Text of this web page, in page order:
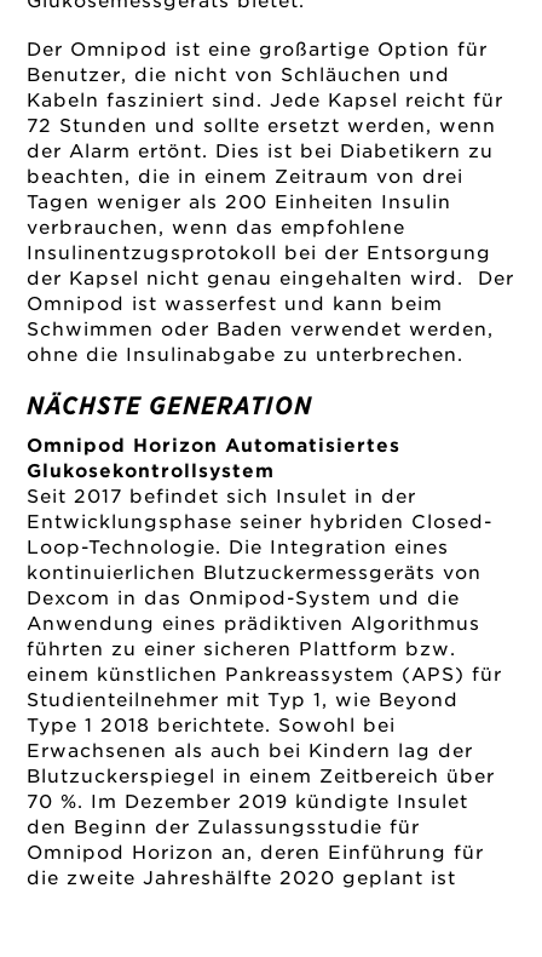
Der Omnipod ist eine großartige Option für
Benutzer, die nicht von Schläuchen und
Kabeln fasziniert sind. Jede Kapsel reicht für
72 Stunden und sollte ersetzt werden, wenn
der Alarm ertönt. Dies ist bei Diabetikern zu
beachten, die in einem Zeitraum von drei
Tagen weniger als 200 Einheiten Insulin
verbrauchen, wenn das empfohlene
Insulinentzugsprotokoll bei der Entsorgung
der Kapsel nicht genau eingehalten wird. Der
Omnipod ist wasserfest und kann beim
Schwimmen oder Baden verwendet werden,
ohne die Insulinabgabe zu unterbrechen.
NÄCHSTE GENERATION
Omnipod Horizon Automatisiertes
Glukosekontrollsystem
Seit 2017 befindet sich Insulet in der
Entwicklungsphase seiner hybriden Closed-
Loop-Technologie. Die Integration eines
kontinuierlichen Blutzuckermessgeräts von
Dexcom in das Onmipod-System und die
Anwendung eines prädiktiven Algorithmus
führten zu einer sicheren Plattform bzw.
einem künstlichen Pankreassystem (APS) für
Studienteilnehmer mit Typ 1, wie Beyond
Type 1 2018 berichtete. Sowohl bei
Erwachsenen als auch bei Kindern lag der
Blutzuckerspiegel in einem Zeitbereich über
70 %. Im Dezember 2019 kündigte Insulet
den Beginn der Zulassungsstudie für
Omnipod Horizon an, deren Einführung für
die zweite Jahreshälfte 2020 geplant ist